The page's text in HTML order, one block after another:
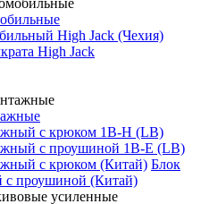
High Jack (Чехия)
High Jack
с крюком 1B-H (LB)
с проушиной 1B-E (LB)
с крюком (Китай) Блок
проушиной (Китай)